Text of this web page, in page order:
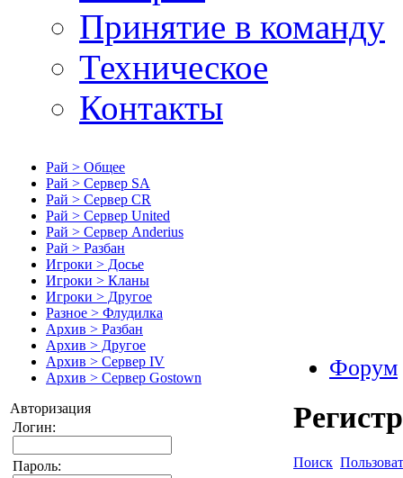
Принятие в команду
Техническое
Контакты
Рай > Общее
Рай > Сервер SA
Рай > Сервер CR
Рай > Сервер United
Рай > Сервер Anderius
Рай > Разбан
Игроки > Досье
Игроки > Кланы
Игроки > Другое
Разное > Флудилка
Архив > Разбан
Архив > Другое
Архив > Сервер IV
Архив > Сервер Gostown
Авторизация
Логин:
Пароль:
Форум
Поиск